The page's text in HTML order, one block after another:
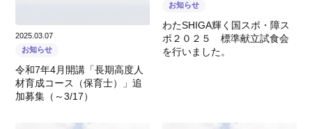
2025.03.07
お知らせ
令和7年4月開講「長期高度人
材育成コース（保育士）」追
加募集（～3/17）
お知らせ
わたSHIGA輝く国スポ・障ス
ポ２０２５ 標準献立試食会
を行いました。